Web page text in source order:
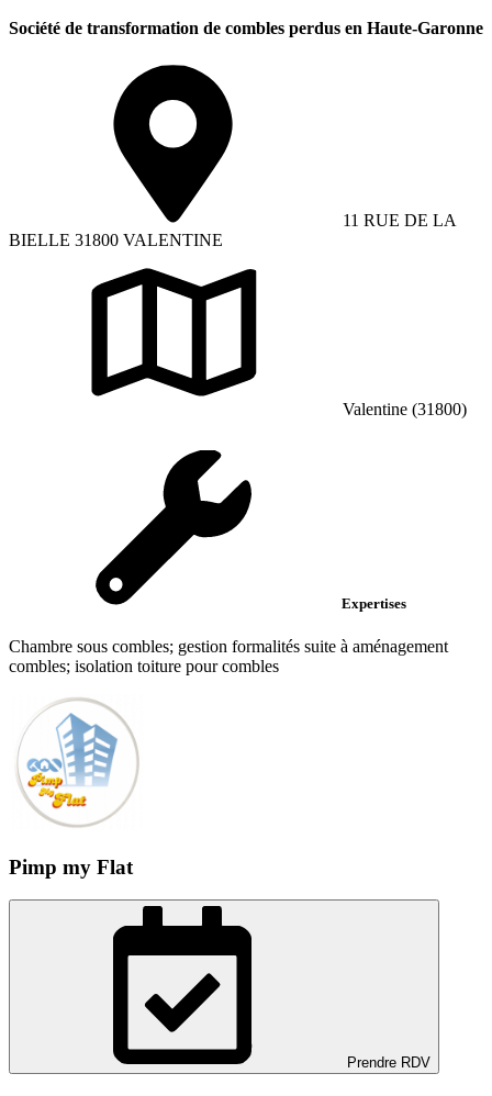
Société de transformation de combles perdus en Haute-Garonne
11 RUE DE LA
BIELLE 31800 VALENTINE
Valentine (31800)
Expertises
Chambre sous combles; gestion formalités suite à aménagement
combles; isolation toiture pour combles
Pimp my Flat
Prendre RDV